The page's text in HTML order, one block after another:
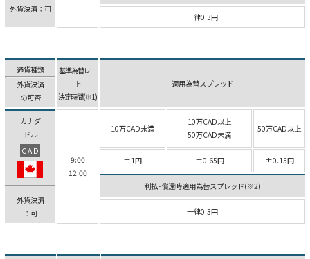
外貨決済：可
一律0.3円
通貨種類
外貨決済
の可否
基準為替レー
ト
決定時間(※1)
適用為替スプレッド
カナダ
ドル
CAD
外貨決済
：可
9:00
12:00
10万CAD未満
10万CAD以上
50万CAD未満
50万CAD以上
±1円 ±0.65円 ±0.15円
利払･償還時適用為替スプレッド(※2)
一律0.3円